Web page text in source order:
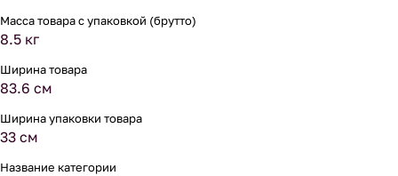
Масса товара с упаковкой (брутто)
8.5 кг
Ширина товара
83.6 см
Ширина упаковки товара
33 см
Название категории